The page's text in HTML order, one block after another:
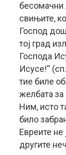
бесомачни
свињите,
Господ
тој град
Господа
Исусе!“
тие биле
желбата за
Ним, исто
било
Евреите
другите